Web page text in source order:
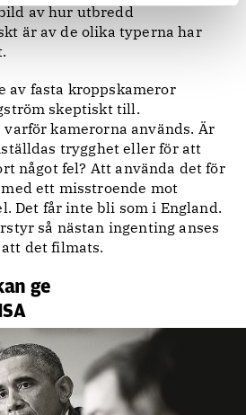
av hur utbredd
är av de olika typerna har
av fasta kroppskameror
skeptiskt till.
varför kamerorna används. Är
trygghet eller för att
något fel? Att använda det för
ett misstroende mot
Det får inte bli som i England.
så nästan ingenting anses
det filmats.
ge